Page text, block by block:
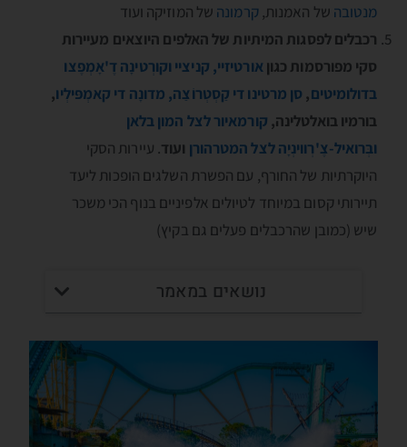
מנטובה של האמנות,קרמונה של המוזיקה ועוד
רכבלים לפסגות המיתיות של האלפים היוצאים מעיירות
סקי מפורסמות כגוןאורטיזיי, קניציי וקורְטינָה דֶ'אָמְפֶצו
בדולומיטים, סן מרטינו די קַסְטְרוֹצַה, מדונָה די קאמְפּילְיו,
בורמיו בואלטלינה, קורמאיור לצל המון בלאן
ובְּרואיל-צֶ'רְווינְיָה לצל המטרהורן ועוד. עיירות הסקי
היוקרתיות של החורף, עם הפשרת השלגים הופכות ליעד
תיירותי קסום במיוחד לטיולים אלפיניים בנוף הכי משכר
שיש (כמובן שהרכבלים פעלים גם בקיץ)
נושאים במאמר